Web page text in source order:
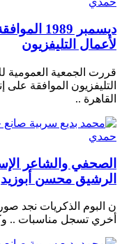
ديسمبر
لأعمال التليفزيون
قررت الجمعية العمومية
التليفزيون الموافقة
القاهرة ..
الصحفي والشاعر
الرشيق محسن أبوزيد
ن البوم الذكريات نجد
أخري تسجل مناسبات ..